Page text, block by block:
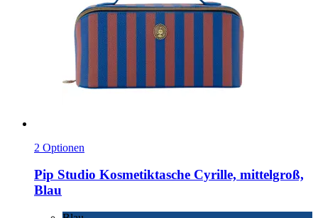
2 Optionen
Pip Studio Kosmetiktasche Cyrille, mittelgroß,
Blau